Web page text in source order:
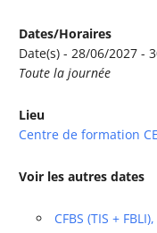
Dates/Horaires
Date(s) - 28/06/2027 -
Toute la journée
Lieu
Centre de formation
Voir les autres dates
CFBS (TIS +